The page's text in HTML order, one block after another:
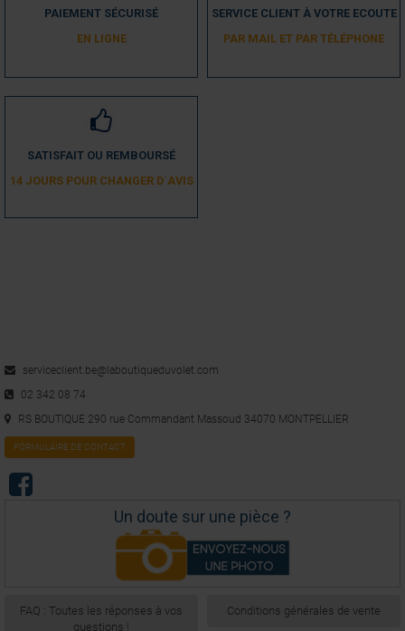
PAIEMENT SÉCURISÉ
EN LIGNE
SERVICE CLIENT À VOTRE ECOUTE
PAR MAIL ET PAR TÉLÉPHONE
SATISFAIT OU REMBOURSÉ
14 JOURS POUR CHANGER D´AVIS
serviceclient.be@laboutiqueduvolet.com
02 342 08 74
RS BOUTIQUE 290 rue Commandant Massoud 34070 MONTPELLIER
FORMULAIRE DE CONTACT
Un doute sur une pièce ?
FAQ : Toutes les réponses à vos
questions !
Conditions générales de vente